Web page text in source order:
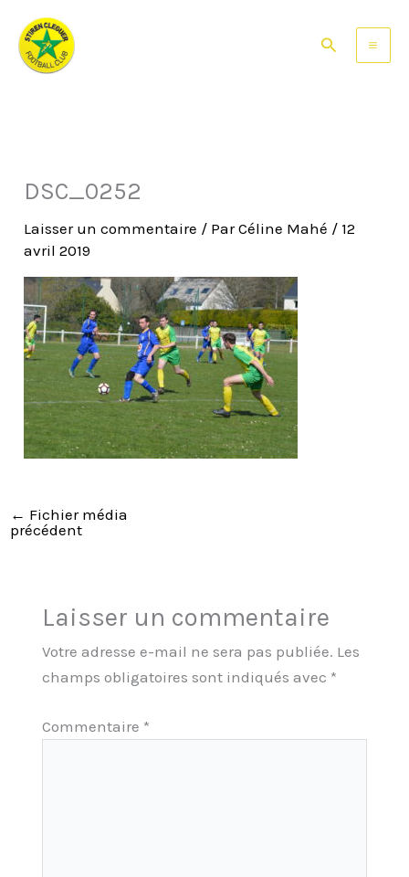
contenu
Rechercher
DSC_0252
Laisser un commentaire / ParCéline Mahé / 12
avril 2019
← Fichier média
précédent
Laisser un commentaire
Votre adresse e-mail ne sera pas publiée. Les
champs obligatoires sont indiqués avec *
Commentaire *